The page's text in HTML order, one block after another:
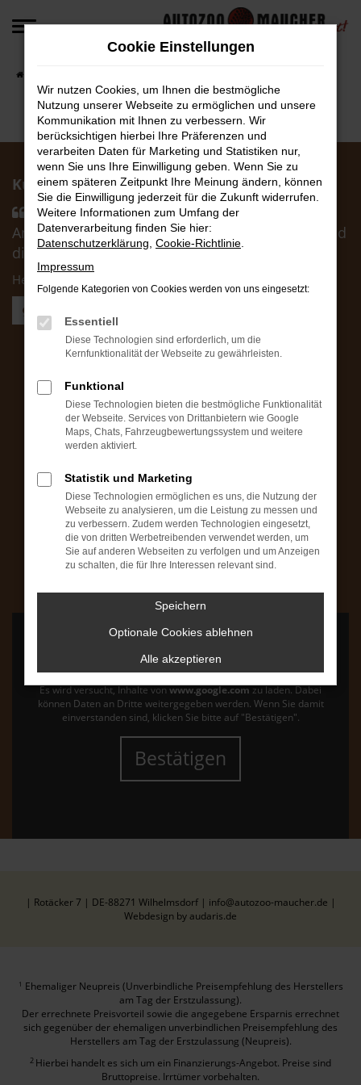
Zum
Kunden über uns:
Händler hat uns sehr schnell passende
Angebote zukommen lassen. Die Abwicklung und
die Zusagen wurden korrekt eingehalten ....
Herr Otto F.
AutoZoo Verkauf
Samstag: 09:00 bis 14:00 Uhr
Fahrzeugbesichtigungen (ohne Verkauf) auch
außerhalb unseren Geschäftszeiten möglich
AutoZoo Werkstatt
Mo bis Fr: 08:00 bis 12:00 Uhr & 13:00 bis 17:00 Uhr
Samstag: 09:00 bis 12:00 Uhr
Es wird versucht, Inhalte vonwww.google.comzu laden. Dabei
können Daten an Dritte weitergegeben werden. Wenn Sie damit
einverstanden sind, klicken Sie bitte auf "Bestätigen".
Bestätigen
| Rotäcker 7 | DE-88271 Wilhelmsdorf | info@autozoo-maucher.de |
Webdesign by audaris.de
1 Ehemaliger Neupreis (Unverbindliche Preisempfehlung des Herstellers
am Tag der Erstzulassung).
Der errechnete Preisvorteil sowie die angegebene Ersparnis errechnet
sich gegenüber der ehemaligen unverbindlichen Preisempfehlung des
Herstellers am Tag der Erstzulassung (Neupreis).
2 Hierbei handelt es sich um ein Finanzierungs-Angebot. Preise sind
Bruttopreise. Irrtümer vorbehalten.
Cookie Einstellungen
Wir nutzen Cookies, um Ihnen die bestmögliche
Nutzung unserer Webseite zu ermöglichen und unsere
Kommunikation mit Ihnen zu verbessern. Wir
berücksichtigen hierbei Ihre Präferenzen und
verarbeiten Daten für Marketing und Statistiken nur,
wenn Sie uns Ihre Einwilligung geben. Wenn Sie zu
einem späteren Zeitpunkt Ihre Meinung ändern, können
Sie die Einwilligung jederzeit für die Zukunft widerrufen.
Weitere Informationen zum Umfang der
Datenverarbeitung finden Sie hier:
Datenschutzerklärung Cookie-Richtlinie
Impressum
Folgende Kategorien von Cookies werden von uns eingesetzt:
Essentiell
Diese Technologien sind erforderlich, um die
Kernfunktionalität der Webseite zu gewährleisten.
Funktional
Diese Technologien bieten die bestmögliche Funktionalität
der Webseite. Services von Drittanbietern wie Google
Maps, Chats, Fahrzeugbewertungssystem und weitere
werden aktiviert.
Statistik und Marketing
Diese Technologien ermöglichen es uns, die Nutzung der
Webseite zu analysieren, um die Leistung zu messen und
zu verbessern. Zudem werden Technologien eingesetzt,
die von dritten Werbetreibenden verwendet werden, um
Sie auf anderen Webseiten zu verfolgen und um Anzeigen
zu schalten, die für Ihre Interessen relevant sind.
Speichern
Optionale Cookies ablehnen
Alle akzeptieren